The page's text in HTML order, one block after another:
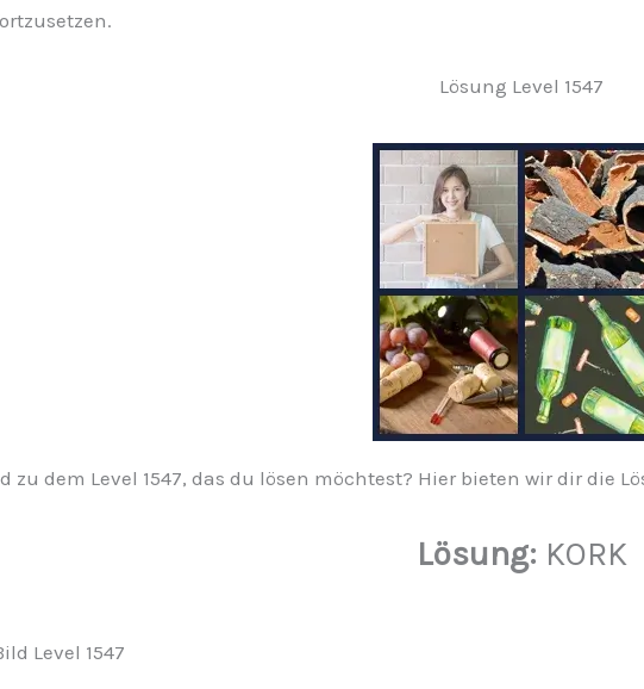
Lösung Level 1547
zu dem Level 1547, das du lösen möchtest? Hier bieten wir dir die
Lösung: KORK
Level 1547